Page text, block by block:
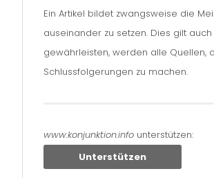
Ein Artikel bildet zwangsweise die
auseinander zu setzen. Dies gilt
gewährleisten, werden alle Quellen,
Schlussfolgerungen zu machen.
www.konjunktion.info unterstützen:
Unterstützen